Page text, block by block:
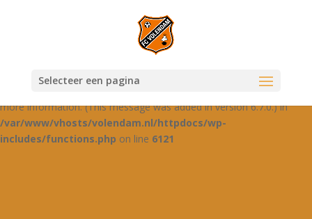
: Function _load_textdomain_just_in_time was called
. Translation loading for the
triggered too early. This is usually an indicator for some code in the
plugin or theme running too early. Translations should be loaded at
action or later. Please see Debugging in WordPress
more information. (This message was added in version 6.7.0.) in
/var/www/vhosts/volendam.nl/httpdocs/wp-
includes/functions.php on line 6121
Selecteer een pagina